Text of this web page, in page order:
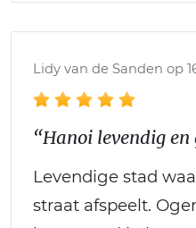
Lidy van de Sanden op
“Hanoi levendig en
Levendige stad
straat afspeelt.